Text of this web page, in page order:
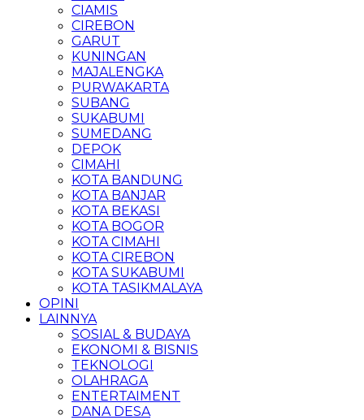
CIAMIS
CIREBON
GARUT
KUNINGAN
MAJALENGKA
PURWAKARTA
SUBANG
SUKABUMI
SUMEDANG
DEPOK
CIMAHI
KOTA BANDUNG
KOTA BANJAR
KOTA BEKASI
KOTA BOGOR
KOTA CIMAHI
KOTA CIREBON
KOTA SUKABUMI
KOTA TASIKMALAYA
OPINI
LAINNYA
SOSIAL & BUDAYA
EKONOMI & BISNIS
TEKNOLOGI
OLAHRAGA
ENTERTAIMENT
DANA DESA